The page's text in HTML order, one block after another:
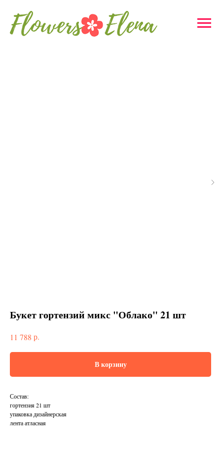
Букет гортензий микс "Облако" 21 шт
11 788 р.
В корзину
Состав:
гортензия 21 шт
упаковка дизайнерская
лента атласная